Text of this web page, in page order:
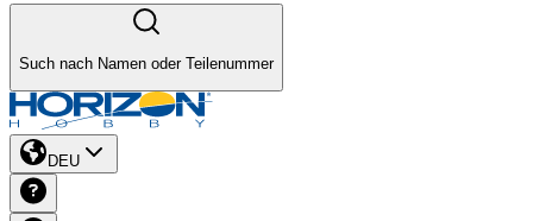
Such nach Namen oder Teilenummer
DEU